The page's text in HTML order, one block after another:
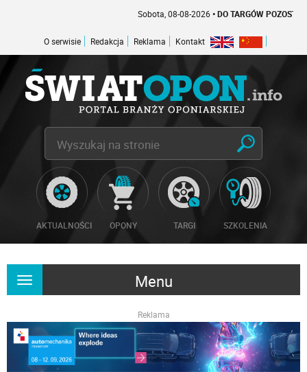
Sobota, 08-08-2026• DO TARGÓW POZOSTAŁO
O serwisie Redakcja Reklama Kontakt
AKTUALNOŚCI OPONY TARGI SZKOLENIA
Menu
Rozwiń
Reklama